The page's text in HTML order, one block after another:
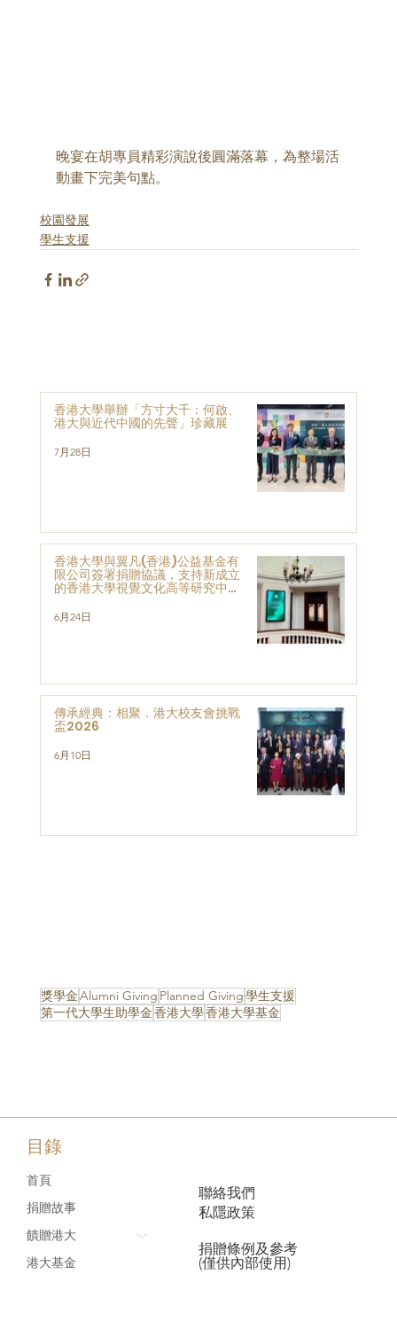
晚宴在胡專員精彩演說後圓滿落幕，為整場活
動畫下完美句點。
校園發展
學生支援
獎學金Alumni Giving Planned Giving學生支援
第一代大學生助學金香港大學香港大學基金
香港大學舉辦「方寸大千：何啟、
港大與近代中國的先聲」珍藏展
7月28日
香港大學與翼凡(香港)公益基金有
限公司簽署捐贈協議，支持新成立
的香港大學視覺文化高等研究中心
6月24日
傳承經典：相聚．港大校友會挑戰
盃2026
6月10日
目錄
首頁
捐贈故事
饋贈港大
港大基金
聯絡我們
私隱政策
捐贈條例及參考
(僅供內部使用)